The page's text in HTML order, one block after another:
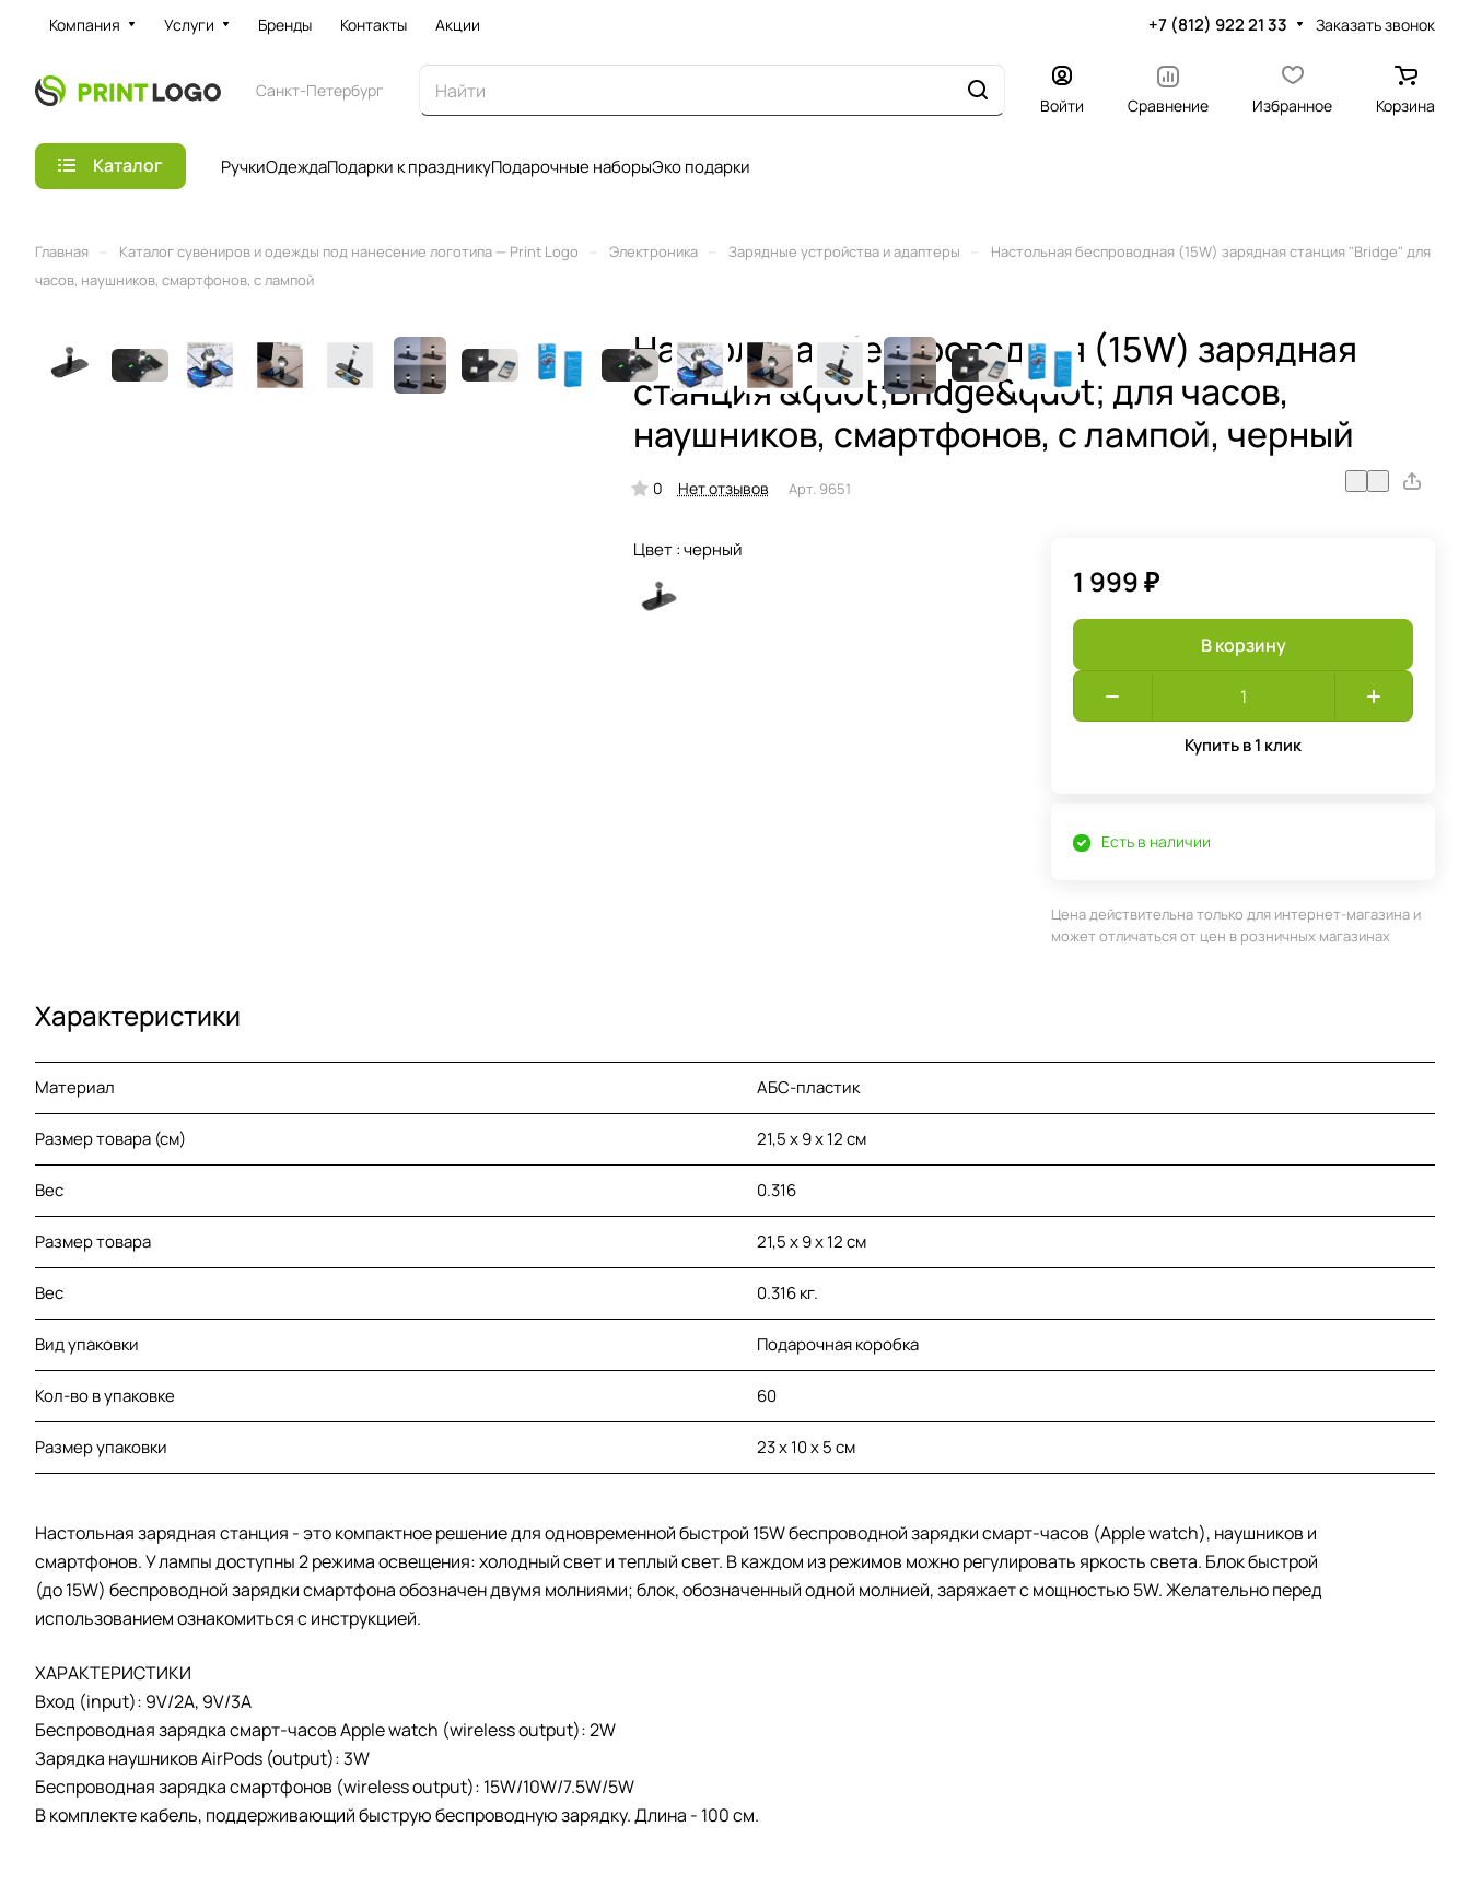
Компания Услуги Бренды Контакты Акции +7 (812) 922 21 33 Заказать звонок
Санкт-Петербург
Войти Сравнение Избранное Корзина
Каталог РучкиОдеждаПодарки к праздникуПодарочные наборыЭко подарки
Главная Каталог сувениров и одежды под нанесение логотипа — Print Logo Электроника Зарядные устройства и адаптеры
Настольная беспроводная (15W) зарядная станция "Bridge" для
часов, наушников, смартфонов, с лампой
Настольная беспроводная (15W) зарядная
станция &quot;Bridge&quot; для часов,
наушников, смартфонов, с лампой, черный
0 Нет отзывов Арт. 9651
Цвет :черный
1 999 ₽
В корзину
Купить в 1 клик
Есть в наличии
Цена действительна только для интернет-магазина и
может отличаться от цен в розничных магазинах
Характеристики
Материал АБС-пластик
Размер товара (см) 21,5 х 9 х 12 см
Вес 0.316
Размер товара 21,5 х 9 х 12 см
Вес 0.316 кг.
Вид упаковки Подарочная коробка
Кол-во в упаковке 60
Размер упаковки 23 х 10 х 5 см
Настольная зарядная станция - это компактное решение для одновременной быстрой 15W беспроводной зарядки смарт-часов (Apple watch), наушников и
смартфонов. У лампы доступны 2 режима освещения: холодный свет и теплый свет. В каждом из режимов можно регулировать яркость света. Блок быстрой
(до 15W) беспроводной зарядки смартфона обозначен двумя молниями; блок, обозначенный одной молнией, заряжает с мощностью 5W. Желательно перед
использованием ознакомиться с инструкцией.
ХАРАКТЕРИСТИКИ
Вход (input): 9V/2A, 9V/3A
Беспроводная зарядка смарт-часов Apple watch (wireless output): 2W
Зарядка наушников AirPods (output): 3W
Беспроводная зарядка смартфонов (wireless output): 15W/10W/7.5W/5W
В комплекте кабель, поддерживающий быструю беспроводную зарядку. Длина - 100 см.